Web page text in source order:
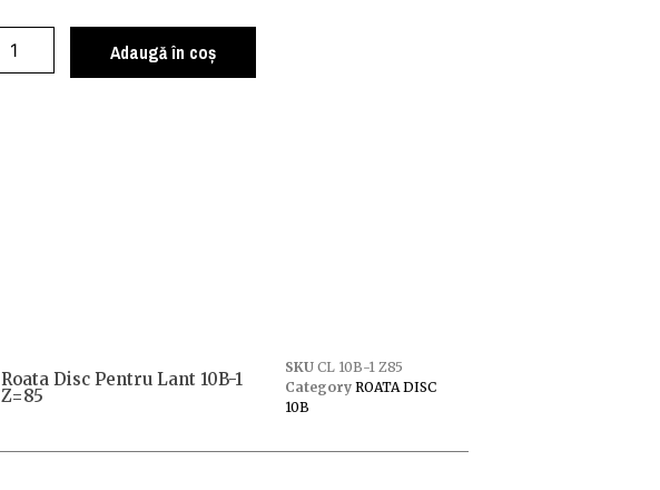
Adaugă în coș
Roata Disc Pentru Lant 10B-1
Z=85
SKU CL 10B-1 Z85
Category ROATA DISC
10B